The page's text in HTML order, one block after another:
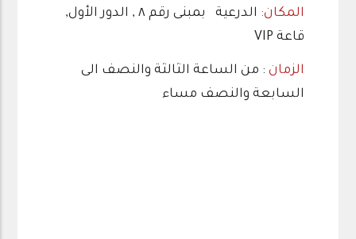
المكان:
الدرعية بمبنى رقم ٨ , الدور الأول,
قاعة VIP
الزمان : من الساعة الثالثة والنصف الى
السابعة والنصف مساء